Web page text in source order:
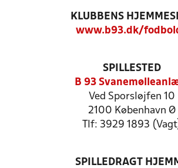
KLUBBENS
www.b93.dk/
SPILLESTED
B 93
Ved Sporsløjfen 10
2100 København Ø
Tlf: 3929 1893
SPILLEDRAGT